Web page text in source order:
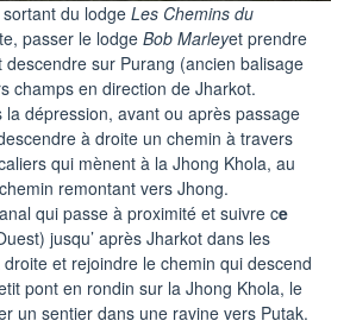
sortant du lodge Les Chemins du
passer le lodge Bob Marleyet prendre
descendre sur Purang (ancien balisage
champs en direction de Jharkot.
la dépression, avant ou après passage
à droite un chemin à travers
qui mènent à la Jhong Khola, au
remontant vers Jhong.
qui passe à proximité et suivre ce
jusqu’ après Jharkot dans les
et rejoindre le chemin qui descend
pont en rondin sur la Jhong Khola, le
un sentier dans une ravine vers Putak.